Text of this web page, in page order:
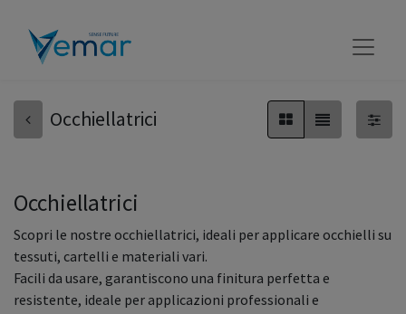
Occhiellatrici
Occhiellatrici
Scopri le nostre occhiellatrici, ideali per applicare occhielli su
tessuti, cartelli e materiali vari.
Facili da usare, garantiscono una finitura perfetta e
resistente, ideale per applicazioni professionali e